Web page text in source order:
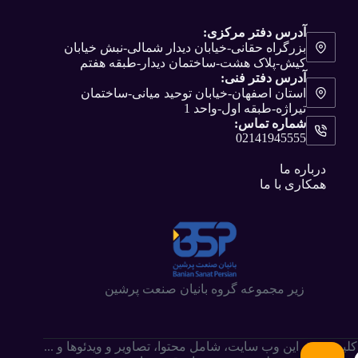
آدرس دفتر مرکزی:
بزرگراه حقانی-خیابان دیدار شمالی-نبش خیابان
کیش-پلاک هشت-ساختمان دیدار-طبقه هفتم
آدرس دفتر فنی:
استان اصفهان-خیابان توحید میانی-ساختمان
تیراژه-طبقه اول-واحد 1
شماره تماس:
02141945555
درباره ما
همکاری با ما
زیر مجموعه گروه بانیان صنعت پرشین
کلیه حقوق این وب سایت،‌ شامل محتوا، تصاویر و ویدئوها و ...